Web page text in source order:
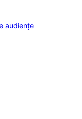
audiențe